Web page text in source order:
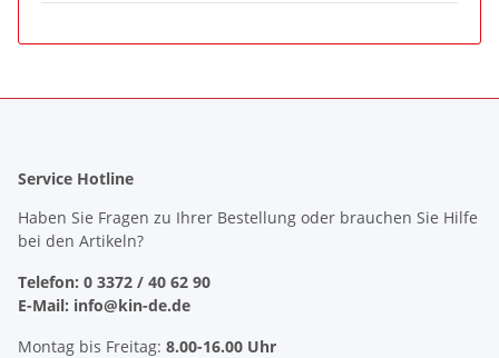
Service Hotline
Haben Sie Fragen zu Ihrer Bestellung oder brauchen Sie Hilfe
bei den Artikeln?
Telefon: 0 3372 / 40 62 90
E-Mail: info@kin-de.de
Montag bis Freitag: 8.00-16.00 Uhr